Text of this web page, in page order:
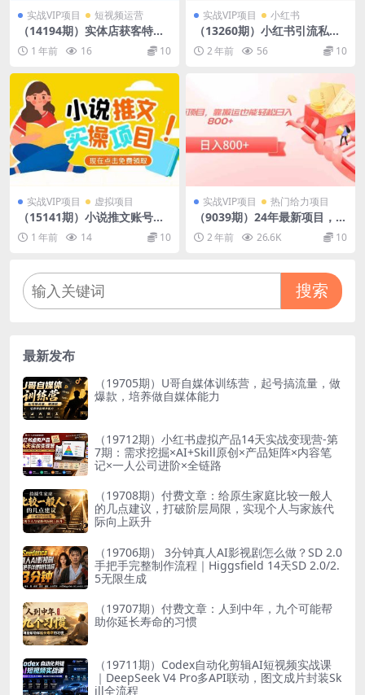
实战VIP项目 短视频运营
（14194期）实体店获客特训
营：从剪辑发布到运营引导，
揭秘实体企业线上获客全攻略
1 年前 16 10
实战VIP项目 小红书
（13260期）小红书引流私域
旅游资料售卖，复制粘贴，三
分钟一篇图文，日入1000+，
2 年前 56 10
实战VIP项目 虚拟项目
（15141期）小说推文账号从0
到1指南，起号逻辑与定位策
略，UC平台爆款选文方法论
1 年前 14 10
实战VIP项目 热门给力项目
（9039期）24年最新项目，靠
搬运也能轻松日入800+
2 年前 26.6K 10
搜索
最新发布
（19705期）U哥自媒体训练营，起号搞流量，做
爆款，培养做自媒体能力
（19712期）小红书虚拟产品14天实战变现营-第
7期：需求挖掘×AI+Skill原创×产品矩阵×内容笔
记×一人公司进阶×全链路
（19708期）付费文章：给原生家庭比较一般人
的几点建议，打破阶层局限，实现个人与家族代
际向上跃升
（19706期） 3分钟真人AI影视剧怎么做？SD 2.0
手把手完整制作流程｜Higgsfield 14天SD 2.0/2.
5无限生成
（19707期）付费文章：人到中年，九个可能帮
助你延长寿命的习惯
（19711期）Codex自动化剪辑AI短视频实战课
｜DeepSeek V4 Pro多API联动，图文成片封装Sk
ill全流程